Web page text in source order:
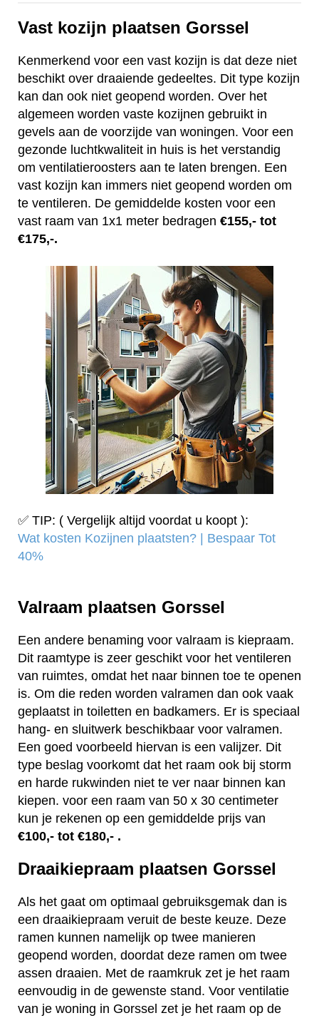
Vast kozijn plaatsen Gorssel
Kenmerkend voor een vast kozijn is dat deze niet
beschikt over draaiende gedeeltes. Dit type kozijn
kan dan ook niet geopend worden. Over het
algemeen worden vaste kozijnen gebruikt in
gevels aan de voorzijde van woningen. Voor een
gezonde luchtkwaliteit in huis is het verstandig
om ventilatieroosters aan te laten brengen. Een
vast kozijn kan immers niet geopend worden om
te ventileren. De gemiddelde kosten voor een
vast raam van 1x1 meter bedragen €155,- tot
€175,-.
✅ TIP: ( Vergelijk altijd voordat u koopt ):
Wat kosten Kozijnen plaatsten? | Bespaar Tot
40%‎
Valraam plaatsen Gorssel
Een andere benaming voor valraam is kiepraam.
Dit raamtype is zeer geschikt voor het ventileren
van ruimtes, omdat het naar binnen toe te openen
is. Om die reden worden valramen dan ook vaak
geplaatst in toiletten en badkamers. Er is speciaal
hang- en sluitwerk beschikbaar voor valramen.
Een goed voorbeeld hiervan is een valijzer. Dit
type beslag voorkomt dat het raam ook bij storm
en harde rukwinden niet te ver naar binnen kan
kiepen. voor een raam van 50 x 30 centimeter
kun je rekenen op een gemiddelde prijs van
€100,- tot €180,- .
Draaikiepraam plaatsen Gorssel
Als het gaat om optimaal gebruiksgemak dan is
een draaikiepraam veruit de beste keuze. Deze
ramen kunnen namelijk op twee manieren
geopend worden, doordat deze ramen om twee
assen draaien. Met de raamkruk zet je het raam
eenvoudig in de gewenste stand. Voor ventilatie
van je woning in Gorssel zet je het raam op de